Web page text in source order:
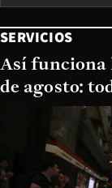
SERVICIOS
Así funciona
de agosto: